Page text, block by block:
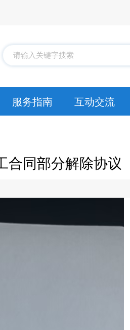
请输入关键字搜索
服务指南 互动交流
合同部分解除协议